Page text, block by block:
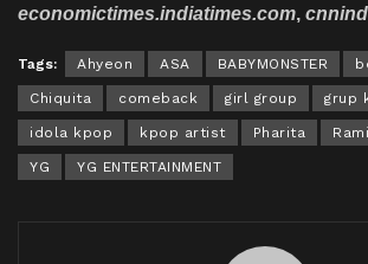
economictimes.indiatimes.com,
Tags: Ahyeon ASA BABYMONSTER
Chiquita comeback girl group grup
idola kpop kpop artist Pharita Rami
YG YG ENTERTAINMENT